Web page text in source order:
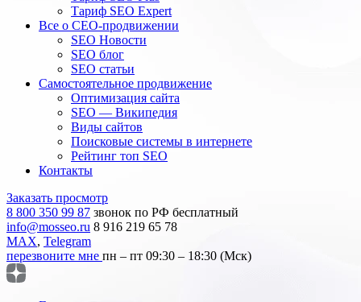
Тариф SEO Expert
Все о СЕО-продвижении
SEO Новости
SEO блог
SEO статьи
Самостоятельное продвижение
Оптимизация сайта
SEO — Википедия
Виды сайтов
Поисковые системы в интернете
Рейтинг топ SEO
Контакты
Заказать просмотр
8 800 350 99 87 звонок по РФ бесплатный
info@mosseo.ru 8 916 219 65 78
MAX, Telegram
перезвоните мне пн – пт 09:30 – 18:30 (Мск)